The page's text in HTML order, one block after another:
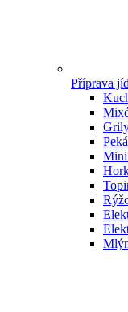
Příprava
Grily
Mini